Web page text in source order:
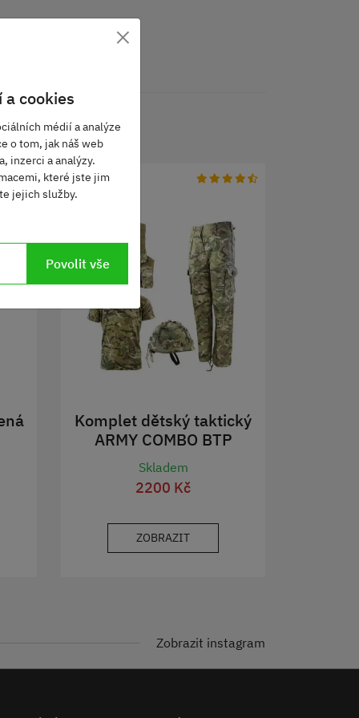
Komplet dětský taktický
ARMY COMBO BTP
Skladem
2200 Kč
ZOBRAZIT
Zobrazit instagram
×
cookies
médií a analýze
o tom, jak náš web
inzerci a analýzy.
které jste jim
jejich služby.
Povolit vše